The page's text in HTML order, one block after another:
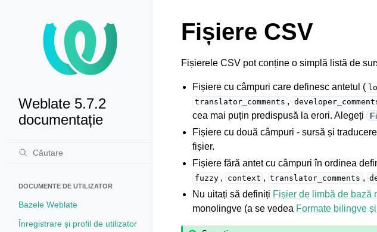
Weblate 5.7.2
documentație
DOCUMENTE DE UTILIZATOR
Bazele Weblate
Înregistrare și profil de utilizator
Fișiere CSV
Fișierele CSV pot conține o simplă listă de
Fișiere cu câmpuri care definesc antetul (
translator_comments ,
cea mai puțin predispusă la erori. Alegeți
Fișiere cu două câmpuri - sursă și
fișier.
Fișiere fără antet cu câmpuri în ordinea
fuzzy , context , translator_comments ,
Nu uitați să definiți Fișier de limbă de bază
monolingve (a se vedea Formate bilingve